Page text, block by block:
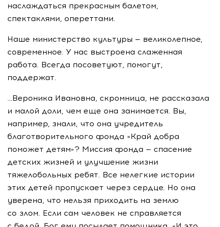
наслаждаться прекрасным балетом,
спектаклями, опереттами.
Наше министерство культуры — великолепное,
современное. У нас выстроена слаженная
работа. Всегда посоветуют, помогут,
поддержат.
…Вероника Ивановна, скромница, не рассказала
и малой доли, чем еще она занимается. Вы,
например, знали, что она учредитель
благотворительного фонда «Край добра
поможет детям»? Миссия фонда — спасение
детских жизней и улучшение жизни
тяжелобольных ребят. Все нелегкие истории
этих детей пропускает через сердце. Но она
уверена, что нельзя приходить на землю
со злом. Если сам человек не справляется